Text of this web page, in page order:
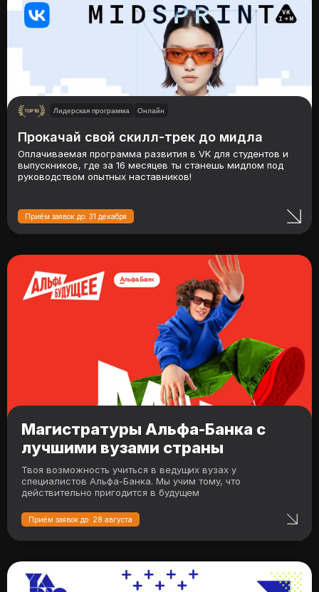
Лидерская программа Онлайн
Прокачай свой скилл-трек до мидла
Оплачиваемая программа развития в VK для студентов и
выпускников, где за 16 месяцев ты станешь мидлом под
руководством опытных наставников!
Приём заявок до: 31 декабря
Магистратуры Альфа-Банка с
лучшими вузами страны
Твоя возможность учиться в ведущих вузах у
специалистов Альфа-Банка. Мы учим тому, что
действительно пригодится в будущем
Приём заявок до: 28 августа